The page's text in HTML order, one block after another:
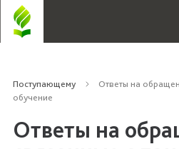
Поступающему
Ответы на
обучение
Ответы на